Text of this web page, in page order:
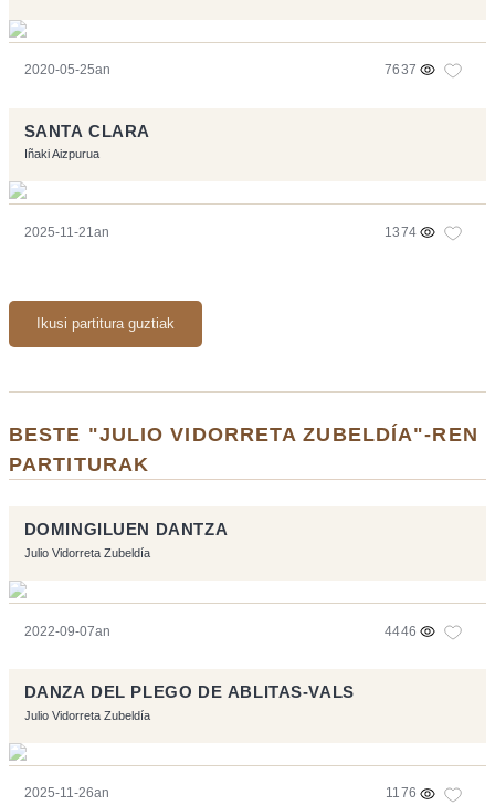
2020-05-25an 7637
SANTA CLARA
Iñaki Aizpurua
2025-11-21an 1374
Ikusi partitura guztiak
BESTE "JULIO VIDORRETA ZUBELDÍA"-REN
PARTITURAK
DOMINGILUEN DANTZA
Julio Vidorreta Zubeldía
2022-09-07an 4446
DANZA DEL PLEGO DE ABLITAS-VALS
Julio Vidorreta Zubeldía
2025-11-26an 1176